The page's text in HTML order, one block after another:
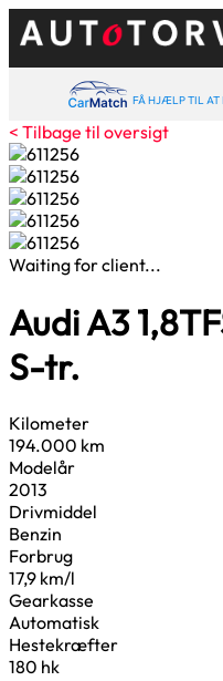
FÅ HJÆLP TIL AT
< Tilbage til oversigt
Waiting for client...
Audi A31,8
S-tr.
Kilometer
194.000 km
Modelår
2013
Drivmiddel
Benzin
Forbrug
17,9 km/l
Gearkasse
Automatisk
Hestekræfter
180 hk